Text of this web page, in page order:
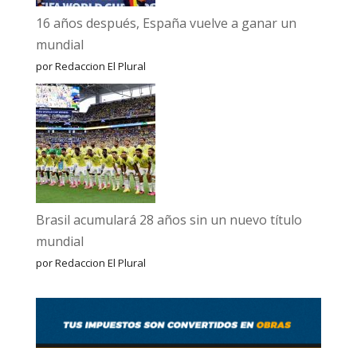
16 años después, España vuelve a ganar un
mundial
por Redaccion El Plural
Brasil acumulará 28 años sin un nuevo título
mundial
por Redaccion El Plural